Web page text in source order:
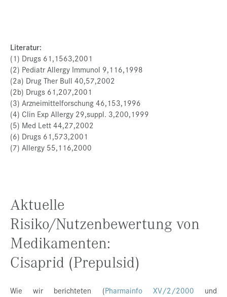
Literatur:
(1) Drugs 61,1563,2001
(2) Pediatr Allergy Immunol 9,116,1998
(2a) Drug Ther Bull 40,57,2002
(2b) Drugs 61,207,2001
(3) Arzneimittelforschung 46,153,1996
(4) Clin Exp Allergy 29,suppl. 3,200,1999
(5) Med Lett 44,27,2002
(6) Drugs 61,573,2001
(7) Allergy 55,116,2000
Aktuelle
Risiko/Nutzenbewertung von
Medikamenten:
Cisaprid (Prepulsid)
Wie wir berichteten (Pharmainfo XV/2/2000 und